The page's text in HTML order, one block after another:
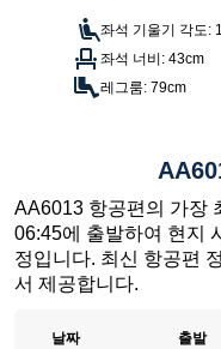
좌석 기울기 각도:
좌석 너비: 43cm
레그룸: 79cm
AA6013 항공편의 가장
06:45에 출발하여 현지
정입니다. 최신 항공편
서 제공합니다.
날짜 출발